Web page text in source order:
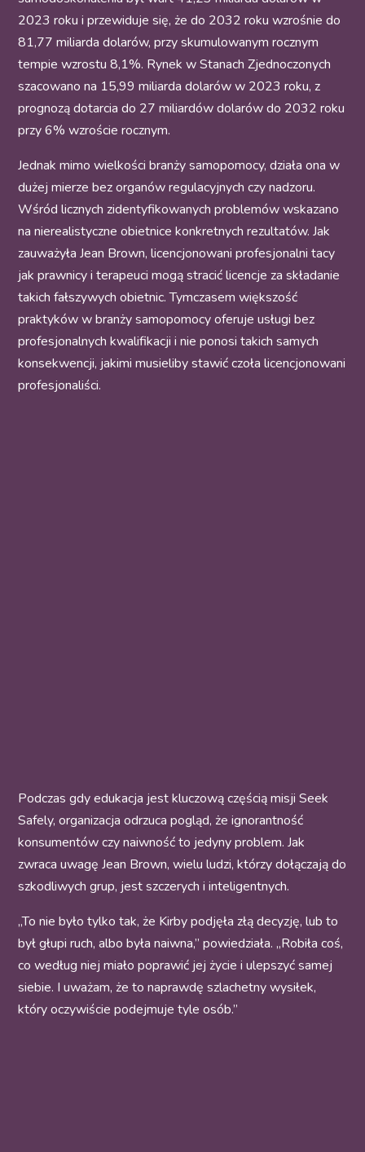
2023 roku i przewiduje się, że do 2032 roku wzrośnie do
81,77 miliarda dolarów, przy skumulowanym rocznym
tempie wzrostu 8,1%. Rynek w Stanach Zjednoczonych
szacowano na 15,99 miliarda dolarów w 2023 roku, z
prognozą dotarcia do 27 miliardów dolarów do 2032 roku
przy 6% wzroście rocznym.
Jednak mimo wielkości branży samopomocy, działa ona w
dużej mierze bez organów regulacyjnych czy nadzoru.
Wśród licznych zidentyfikowanych problemów wskazano
na nierealistyczne obietnice konkretnych rezultatów. Jak
zauważyła Jean Brown, licencjonowani profesjonalni tacy
jak prawnicy i terapeuci mogą stracić licencje za składanie
takich fałszywych obietnic. Tymczasem większość
praktyków w branży samopomocy oferuje usługi bez
profesjonalnych kwalifikacji i nie ponosi takich samych
konsekwencji, jakimi musieliby stawić czoła licencjonowani
profesjonaliści.
Podczas gdy edukacja jest kluczową częścią misji Seek
Safely, organizacja odrzuca pogląd, że ignorantność
konsumentów czy naiwność to jedyny problem. Jak
zwraca uwagę Jean Brown, wielu ludzi, którzy dołączają do
szkodliwych grup, jest szczerych i inteligentnych.
„To nie było tylko tak, że Kirby podjęła złą decyzję, lub to
był głupi ruch, albo była naiwna,” powiedziała. „Robiła coś,
co według niej miało poprawić jej życie i ulepszyć samej
siebie. I uważam, że to naprawdę szlachetny wysiłek,
który oczywiście podejmuje tyle osób.”